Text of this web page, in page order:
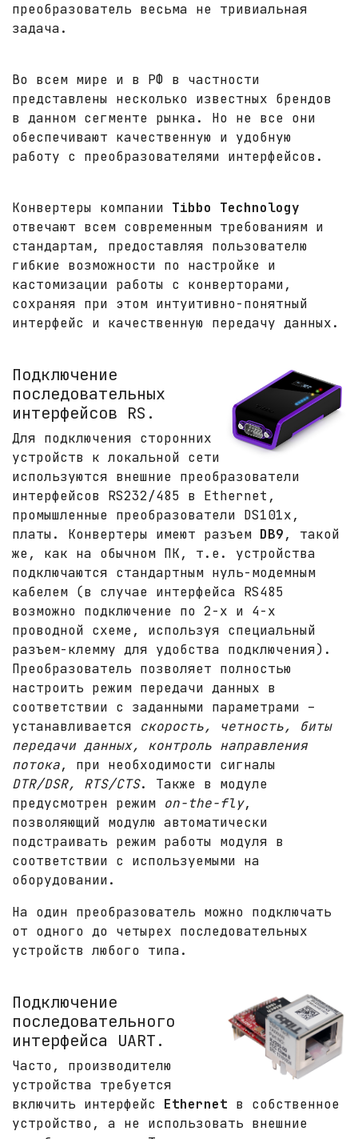
преобразователь весьма не тривиальная
задача.
Во всем мире и в РФ в частности
представлены несколько известных брендов
в данном сегменте рынка. Но не все они
обеспечивают качественную и удобную
работу с преобразователями интерфейсов.
Конвертеры компании Tibbo Technology
отвечают всем современным требованиям и
стандартам, предоставляя пользователю
гибкие возможности по настройке и
кастомизации работы с конверторами,
сохраняя при этом интуитивно-понятный
интерфейс и качественную передачу данных.
Подключение
последовательных
интерфейсов RS.
Для подключения сторонних
устройств к локальной сети
используются внешние преобразователи
интерфейсов RS232/485 в Ethernet,
промышленные преобразователи DS101x,
платы. Конвертеры имеют разъем DB9, такой
же, как на обычном ПК, т.е. устройства
подключаются стандартным нуль-модемным
кабелем (в случае интерфейса RS485
возможно подключение по 2-х и 4-х
проводной схеме, используя специальный
разъем-клемму для удобства подключения).
Преобразователь позволяет полностью
настроить режим передачи данных в
соответствии с заданными параметрами –
устанавливается скорость, четность, биты
передачи данных, контроль направления
потока, при необходимости сигналы
DTR/DSR, RTS/CTS. Также в модуле
предусмотрен режим on-the-fly,
позволяющий модулю автоматически
подстраивать режим работы модуля в
соответствии с используемыми на
оборудовании.
На один преобразователь можно подключать
от одного до четырех последовательных
устройств любого типа.
Подключение
последовательного
интерфейса UART.
Часто, производителю
устройства требуется
включить интерфейс Ethernet в собственное
устройство, а не использовать внешние